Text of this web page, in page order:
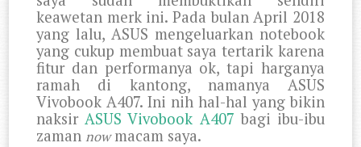
keawetan merk ini. Pada bulan April 2018
yang lalu, ASUS mengeluarkan notebook
yang cukup membuat saya tertarik karena
fitur dan performanya ok, tapi harganya
ramah di kantong, namanya ASUS
Vivobook A407. Ini nih hal-hal yang bikin
naksirASUS Vivobook A407 bagi ibu-ibu
zamannowmacam saya.